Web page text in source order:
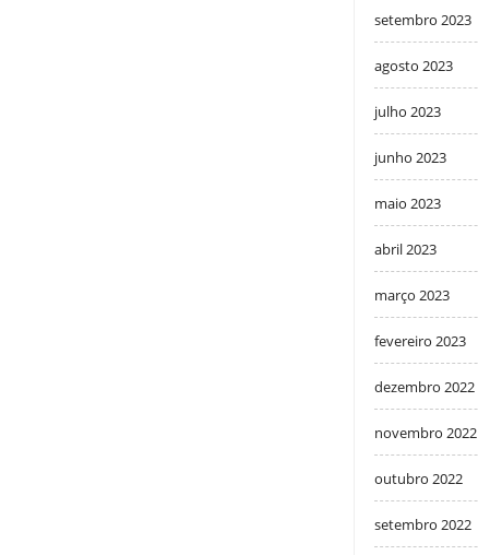
setembro 2023
agosto 2023
julho 2023
junho 2023
maio 2023
abril 2023
março 2023
fevereiro 2023
dezembro 2022
novembro 2022
outubro 2022
setembro 2022